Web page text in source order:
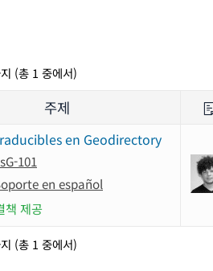
(총 1 중에서)
주제
en Geodirectory
101
en español
책 제공
(총 1 중에서)